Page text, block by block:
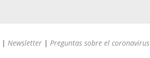
| Newsletter | Preguntas sobre el coronavirus